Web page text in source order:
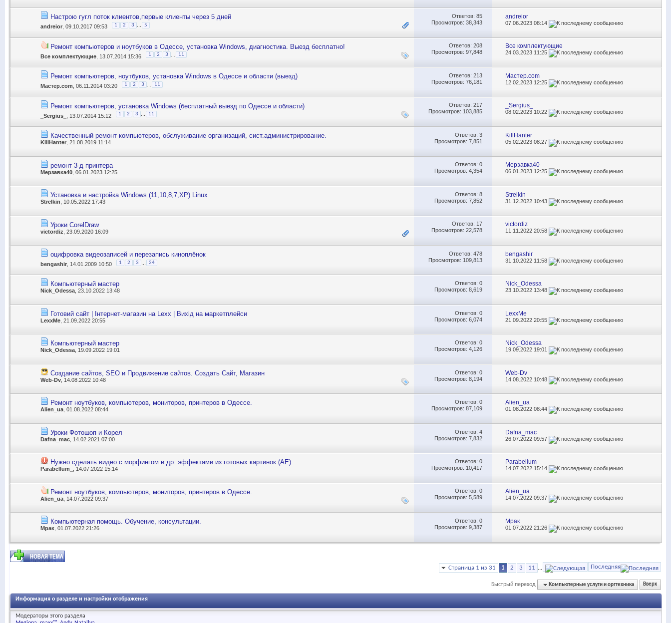
Нaстрою гугл поток клиентов,первые клиенты через 5 дней
andreior , 09.10.2017 09:53 1 2 3 5
Ответов: 85
Просмотров: 38,343
andreior
07.06.202308:14
Ремонт компьютеров и ноутбуков в Одессе, установка Windows, диагностика. Выезд бесплатно!
Все комплектующие , 13.07.2014 15:36 1 2 3 ... 11
Ответов: 208
Просмотров: 97,848
Все комплектующие
24.03.202311:25
Ремонт компьютеров, ноутбуков, установка Windows в Одессе и области (выезд)
Мастер.com , 06.11.2014 03:20 1 2 3 11
Ответов: 213
Просмотров: 76,181
Мастер.com
12.02.2023 12:25
Ремонт компьютеров, установка Windows (бесплатный выезд по Одессе и области)
_Sergius_ , 13.07.2014 15:12 1 2 3 11
Ответов: 217
Просмотров: 103,885
_Sergius_
08.02.2023 10:22
Качественный ремонт компьютеров, обслуживание организаций, сист.администрирование.
KillHanter , 21.08.2019 11:14
Ответов: 3
Просмотров: 7,851
KillHanter
05.02.202308:27
ремонт 3-д принтера
Мерзавка40 , 06.01.2023 12:25
Ответов: 0
Просмотров: 4,354
Мерзавка40
06.01.2023 12:25
Установка и настройка Windows (11,10,8,7,XP) Linux
Strelkin , 10.05.2022 17:43
Ответов: 8
Просмотров: 7,852
Strelkin
31.12.2022 10:43
Уроки СorelDraw
victordiz , 23.09.2020 16:09
Ответов: 17
Просмотров: 22,578
victordiz
11.11.202220:58
оцифровка видеозаписей и перезапись киноплёнок
bengashir , 14.01.2009 10:50 1 2 3 24
Ответов: 478
Просмотров: 109,813
bengashir
31.10.2022 11:58
Компьютерный мастер
Nick_Odessa, 23.10.2022 13:48
Ответов: 0
Просмотров: 8,619
Nick_Odessa
23.10.2022 13:48
Готовий сайт | Інтернет-магазин на Lexx | Вихід на маркетплейси
LexxMe , 21.09.2022 20:55
Ответов: 0
Просмотров: 6,074
LexxMe
21.09.202220:55
Компьютерный мастер
Nick_Odessa , 19.09.2022 19:01
Ответов: 0
Просмотров: 4,126
Nick_Odessa
19.09.2022 19:01
Создание сайтов, SEO и Продвижение сайтов. Создать Сайт, Магазин
Web-Dv , 14.08.2022 10:48
Ответов: 0
Просмотров: 8,194
Web-Dv
14.08.2022 10:48
Ремонт ноутбуков, компьютеров, мониторов, принтеров в Одессе.
Alien_ua , 01.08.2022 08:44
Ответов: 0
Просмотров: 87,109
Alien_ua
01.08.202208:44
Уроки Фотошоп и Корел
Dafna_mac , 14.02.2021 07:00
Ответов: 4
Просмотров: 7,832
Dafna_mac
26.07.202209:57
Нужно сделать видео с морфингом и др. эффектами из готовых картинок (АЕ)
Parabellum_ , 14.07.2022 15:14
Ответов: 0
Просмотров: 10,417
Parabellum_
14.07.2022 15:14
Ремонт ноутбуков, компьютеров, мониторов, принтеров в Одессе.
Alien_ua , 14.07.2022 09:37
Ответов: 0
Просмотров: 5,589
Alien_ua
14.07.202209:37
Компьютерная помощь. Обучение, консультации.
Мрак , 01.07.2022 21:26
Ответов: 0
Просмотров: 9,387
Мрак
01.07.202221:26
Страница 1 из 31 1 2 3 11 ... Последняя
Быстрый переход Компьютерные услуги и оргтехника Вверх
Информация о разделе и настройки отображения
Модераторы этого раздела